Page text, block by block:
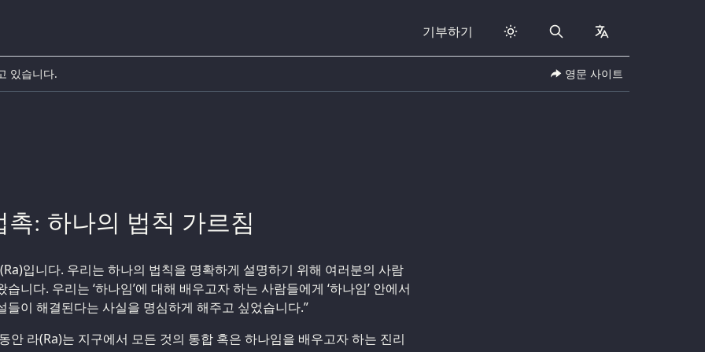
기부하기 Search collapsed
있습니다. 영문 사이트
촉: 하나의 법칙 가르침
입니다. 우리는 하나의 법칙을 명확하게 설명하기 위해 여러분의 사람
습니다. 우리는 ‘하나임’에 대해 배우고자 하는 사람들에게 ‘하나임’ 안에서
들이 해결된다는 사실을 명심하게 해주고 싶었습니다.”
안 라(Ra)는 지구에서 모든 것의 통합 혹은 하나임을 배우고자 하는 진리